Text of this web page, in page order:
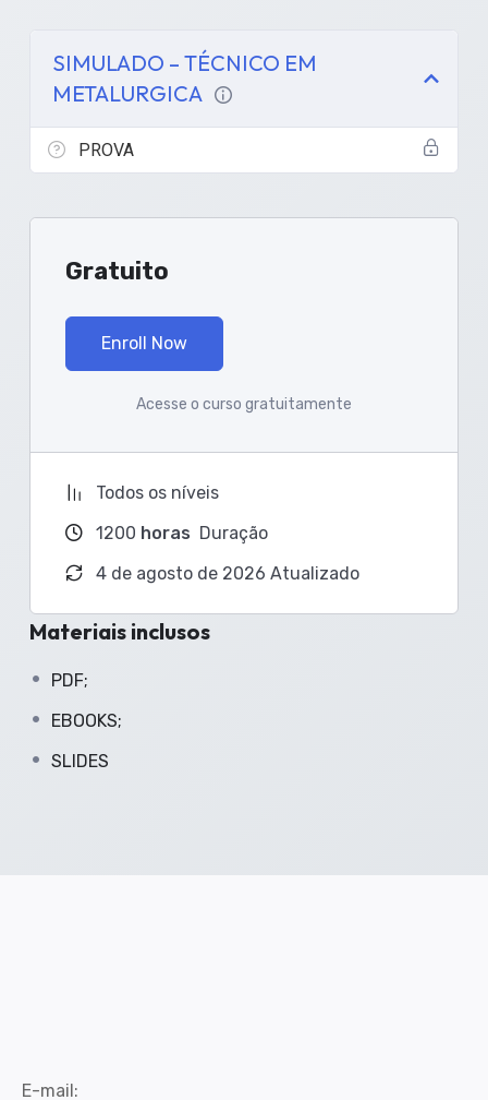
SIMULADO – TÉCNICO EM
METALURGICA
PROVA
Gratuito
Enroll Now
Acesse o curso gratuitamente
Todos os níveis
1200 horas Duração
4 de agosto de 2026 Atualizado
Materiais inclusos
PDF;
EBOOKS;
SLIDES
E-mail: